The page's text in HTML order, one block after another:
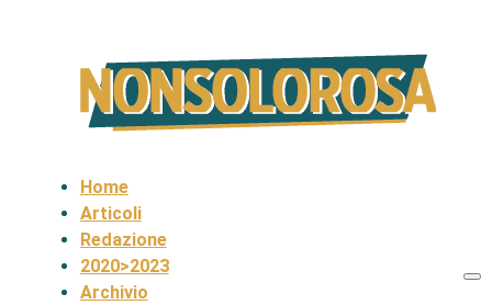
Home
Articoli
Redazione
2020>2023
Archivio